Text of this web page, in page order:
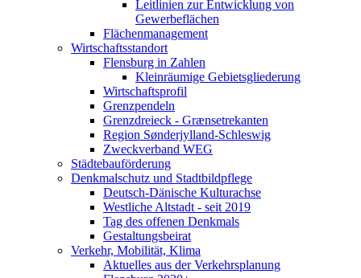
Leitlinien zur Entwicklung von
Gewerbeflächen
Flächenmanagement
Wirtschaftsstandort
Flensburg in Zahlen
Kleinräumige Gebietsgliederung
Wirtschaftsprofil
Grenzpendeln
Grenzdreieck - Grænsetrekanten
Region Sønderjylland-Schleswig
Zweckverband WEG
Städtebauförderung
Denkmalschutz und Stadtbildpflege
Deutsch-Dänische Kulturachse
Westliche Altstadt - seit 2019
Tag des offenen Denkmals
Gestaltungsbeirat
Verkehr, Mobilität, Klima
Aktuelles aus der Verkehrsplanung